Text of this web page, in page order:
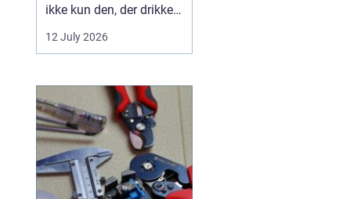
ikke kun den, der drikker,
tager stoffer eller
medicin. Det rammer
arbejdsliv. Mange venter
længe med at søge
hjælp, fordi skam, frygt
og usikkerhed står i
vejen. Men professionel
...
12 July 2026